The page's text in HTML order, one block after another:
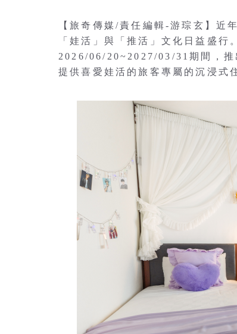
【旅奇傳媒/責任編輯-游琮玄】近
「娃活」與「推活」文化日益盛
2026/06/20~2027/03/31期間，推
提供喜愛娃活的旅客專屬的沉浸式